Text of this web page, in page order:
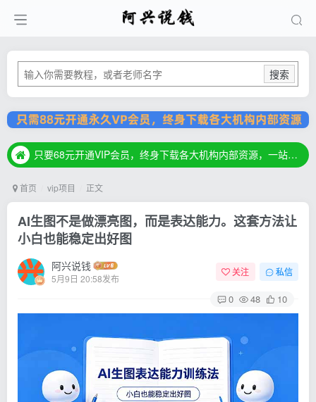
搜索
只要68元开通VIP会员，终身下载各大机构内部资源，一站式草根创业基地，最新最强网赚教程大全，小投入，大回报！
只要68元开通VIP会员，终身下载各大机构内部资源，一站式草根创业基地，最新最强网赚教程大全，小投入，大回报！
首页 vip项目 正文
AI生图不是做漂亮图，而是表达能力。这套方法让
小白也能稳定出好图
阿兴说钱
5月9日 20:58发布
关注 私信
0 48 10